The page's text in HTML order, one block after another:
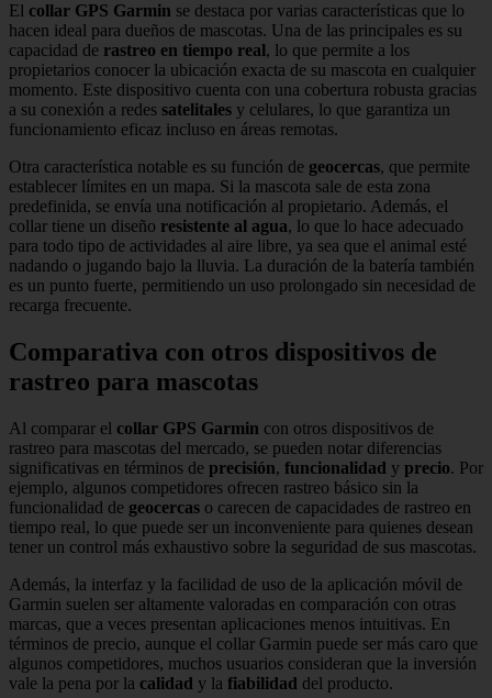
El collar GPS Garmin se destaca por varias características que lo
hacen ideal para dueños de mascotas. Una de las principales es su
capacidad de rastreo en tiempo real, lo que permite a los
propietarios conocer la ubicación exacta de su mascota en cualquier
momento. Este dispositivo cuenta con una cobertura robusta gracias
a su conexión a redes satelitales y celulares, lo que garantiza un
funcionamiento eficaz incluso en áreas remotas.
Otra característica notable es su función de geocercas, que permite
establecer límites en un mapa. Si la mascota sale de esta zona
predefinida, se envía una notificación al propietario. Además, el
collar tiene un diseño resistente al agua, lo que lo hace adecuado
para todo tipo de actividades al aire libre, ya sea que el animal esté
nadando o jugando bajo la lluvia. La duración de la batería también
es un punto fuerte, permitiendo un uso prolongado sin necesidad de
recarga frecuente.
Comparativa con otros dispositivos de
rastreo para mascotas
Al comparar el collar GPS Garmin con otros dispositivos de
rastreo para mascotas del mercado, se pueden notar diferencias
significativas en términos de precisión, funcionalidad y precio. Por
ejemplo, algunos competidores ofrecen rastreo básico sin la
funcionalidad de geocercas o carecen de capacidades de rastreo en
tiempo real, lo que puede ser un inconveniente para quienes desean
tener un control más exhaustivo sobre la seguridad de sus mascotas.
Además, la interfaz y la facilidad de uso de la aplicación móvil de
Garmin suelen ser altamente valoradas en comparación con otras
marcas, que a veces presentan aplicaciones menos intuitivas. En
términos de precio, aunque el collar Garmin puede ser más caro que
algunos competidores, muchos usuarios consideran que la inversión
vale la pena por la calidad y la fiabilidad del producto.